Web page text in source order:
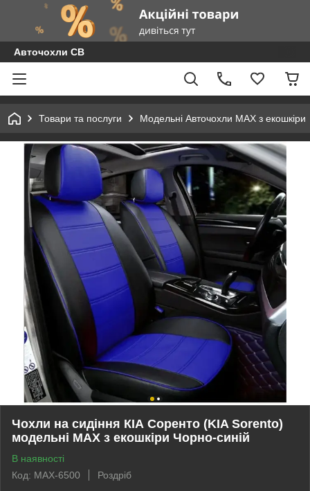
Авточохли СВ
Товари та послуги Модельні Авточохли MAX з екошкіри
Чохли на сидіння КІА Соренто (KIA Sorento)
модельні MAX з екошкіри Чорно-синій
В наявності
Код: MAX-6500
Роздріб